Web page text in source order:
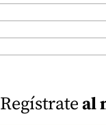
Regístrateal